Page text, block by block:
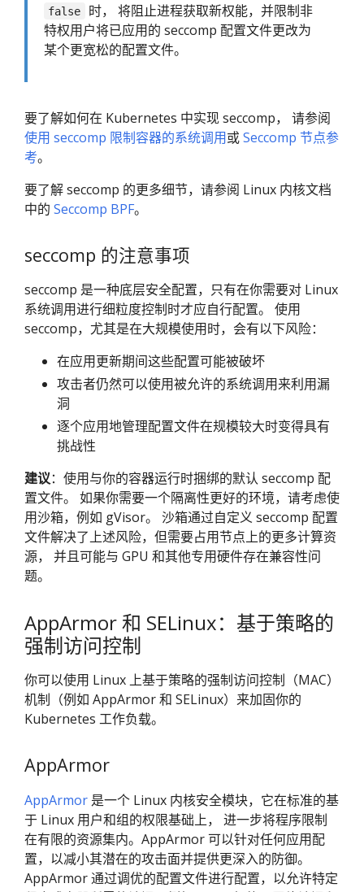
false
时， 将阻止进程获取新权能，并限制非
特权用户将已应用的 seccomp 配置文件更改为
某个更宽松的配置文件。
要了解如何在 Kubernetes 中实现 seccomp， 请参阅
使用 seccomp 限制容器的系统调用或Seccomp 节点参
考。
要了解 seccomp 的更多细节，请参阅 Linux 内核文档
中的 Seccomp BPF。
seccomp 的注意事项
seccomp 是一种底层安全配置，只有在你需要对 Linux
系统调用进行细粒度控制时才应自行配置。 使用
seccomp，尤其是在大规模使用时，会有以下风险：
在应用更新期间这些配置可能被破坏
攻击者仍然可以使用被允许的系统调用来利用漏
洞
逐个应用地管理配置文件在规模较大时变得具有
挑战性
建议：使用与你的容器运行时捆绑的默认 seccomp 配
置文件。 如果你需要一个隔离性更好的环境，请考虑使
用沙箱，例如 gVisor。 沙箱通过自定义 seccomp 配置
文件解决了上述风险，但需要占用节点上的更多计算资
源， 并且可能与 GPU 和其他专用硬件存在兼容性问
题。
AppArmor 和 SELinux：基于策略的
强制访问控制
你可以使用 Linux 上基于策略的强制访问控制（MAC）
机制（例如 AppArmor 和 SELinux）来加固你的
Kubernetes 工作负载。
AppArmor
AppArmor 是一个 Linux 内核安全模块，它在标准的基
于 Linux 用户和组的权限基础上， 进一步将程序限制
在有限的资源集内。AppArmor 可以针对任何应用配
置，以减小其潜在的攻击面并提供更深入的防御。
AppArmor 通过调优的配置文件进行配置，以允许特定